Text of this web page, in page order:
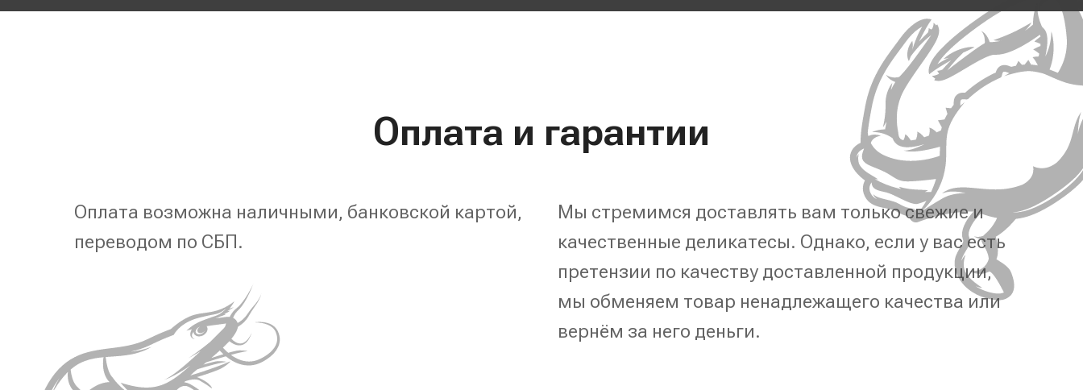
Оплата и гарантии
Оплата возможна наличными, банковской картой,
переводом по СБП.
Мы стремимся доставлять вам только свежие и
качественные деликатесы. Однако, если у вас есть
претензии по качеству доставленной продукции,
мы обменяем товар ненадлежащего качества или
вернём за него деньги.